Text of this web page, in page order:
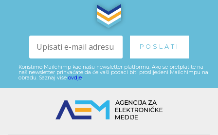
Koristimo Mailchimp kao našu newsletter platformu. Ako se pretplatite na
naš newsletter prihvaćate da će vaši podaci biti proslijeđeni Mailchimpu na
obradu. Saznaj više ovdje.